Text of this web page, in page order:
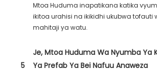
Mtoa Huduma inapatikana katika
ikitoa urahisi na ikikidhi ukubwa tofauti
mahitaji ya watu.
5
Je, Mtoa Huduma Wa Nyumba Ya
Ya Prefab Ya Bei Nafuu Anaweza